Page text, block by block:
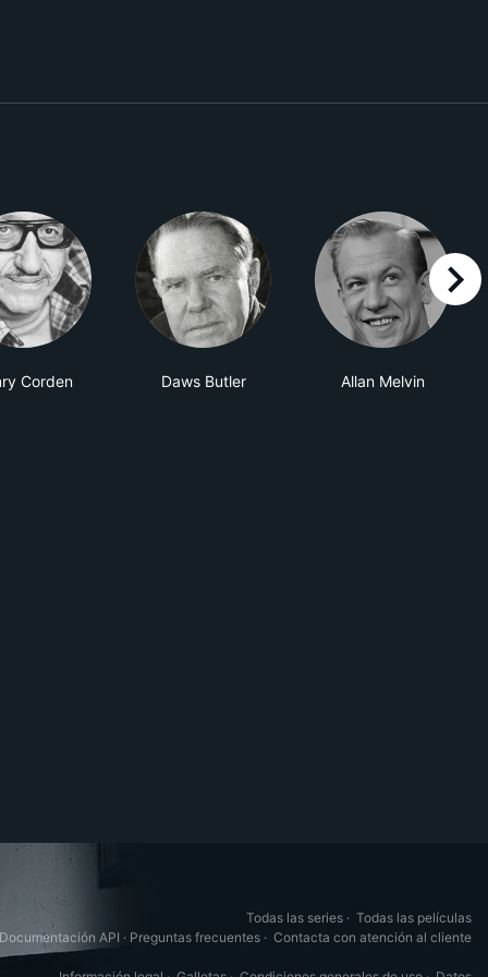
Corden Daws Butler Allan Melvin
right
Todas las series · Todas las películas
Documentación API · Preguntas frecuentes · Contacta con atención al cliente